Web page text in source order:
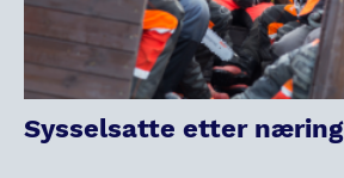
Sysselsatte etter næring